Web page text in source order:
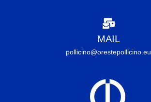
MAIL
pollicino@orestepollicino.eu